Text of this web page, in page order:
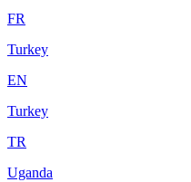
FR
Turkey
EN
Turkey
TR
Uganda